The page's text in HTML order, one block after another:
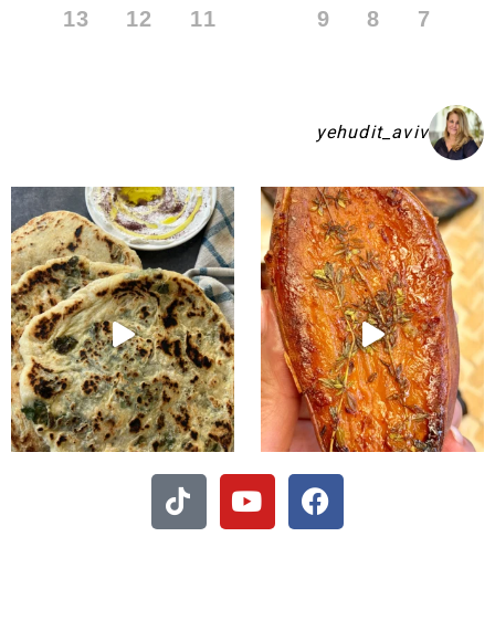
11
12
13
yehudit_aviv
בפיתות היסטריות
חיתוכיות ריבה וקוקוס